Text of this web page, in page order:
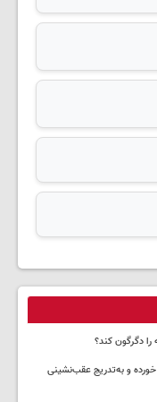
را دگرگون کند؟
و به‌تدریج عقب‌نشینی